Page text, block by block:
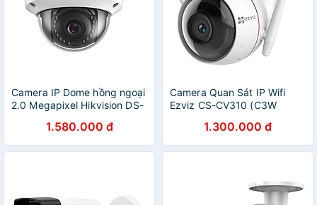
Camera IP Dome hồng ngoại
2.0 Megapixel Hikvision DS-
1.580.000 đ
Camera Quan Sát IP Wifi
Ezviz CS-CV310 (C3W
1.300.000 đ